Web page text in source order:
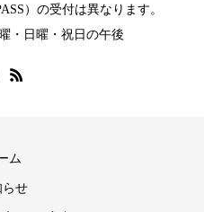
）の受付は異なります。
・日曜・祝日の午後
ム
らせ